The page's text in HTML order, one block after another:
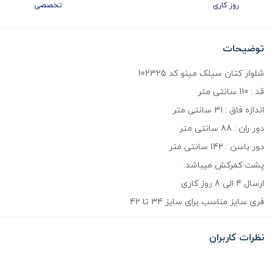
روز کاری
تخصصی
توضیحات
شلوار کتان سیلک مینو کد 102325
قد : 110 سانتی متر
اندازه فاق : 31 سانتی متر
دور ران : 88 سانتی متر
دور باسن : 142 سانتی متر
پشت کمرکش میباشد.
ارسال 4 الی 8 روز کاری
فری سایز مناسب برای سایز 34 تا 42
نظرات کاربران